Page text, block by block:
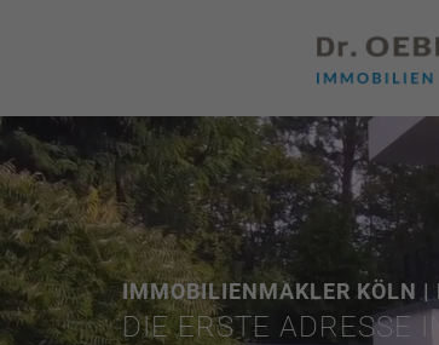
IMMOBILIENMAKLER KÖLN |
DIE ERSTE ADRESSE